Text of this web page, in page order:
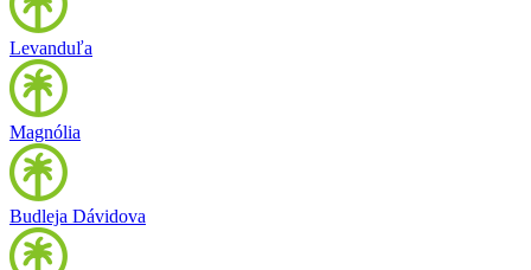
Levanduľa
Magnólia
Budleja Dávidova